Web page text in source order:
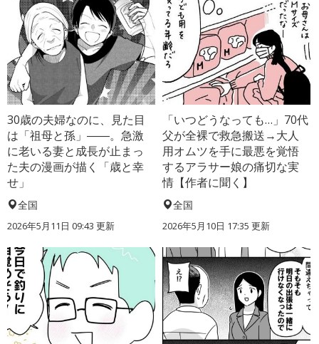
30歳の夫婦なのに、見た目
は「祖母と孫」――。急激
に老いる妻と成長が止まっ
た夫の漫画が描く「歳と幸
せ」
全国
2026年5月11日 09:43 更新
「いつどうなっても…」70代
父が全裸で救急搬送→大人
用オムツを手に最悪を覚悟
するアラサー娘の痛切な実
情【作者に聞く】
全国
2026年5月10日 17:35 更新